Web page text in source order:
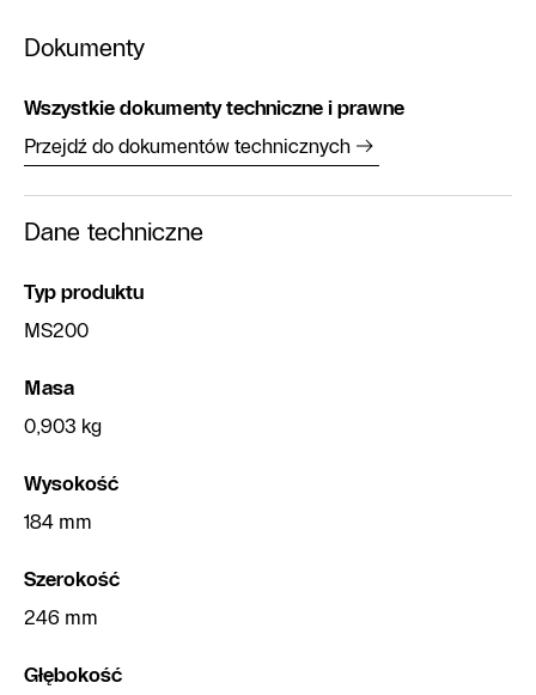
Dokumenty
Wszystkie dokumenty techniczne i prawne
Przejdź do dokumentów technicznych
Dane techniczne
Typ produktu
MS200
Masa
0,903 kg
Wysokość
184 mm
Szerokość
246 mm
Głębokość